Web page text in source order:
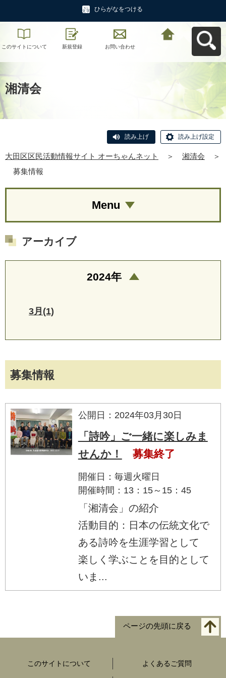
ひらがなをつける
このサイトについて 新規登録 お問い合わせ
湘清会
読み上げ 読み上げ設定
大田区区民活動情報サイト オーちゃんネット ＞ 湘清会
＞
募集情報
募集情報
公開日：2024年03月30日
「詩吟」ご一緒に楽しみま
せんか！
募集終了
開催日：毎週火曜日
開催時間：13：15～15：45
「湘清会」の紹介
活動目的：日本の伝統文化で
ある詩吟を生涯学習として
楽しく学ぶことを目的として
いま...
Menu
アーカイブ
2024年
3月(1)
ページの先頭に戻る
このサイトについて よくあるご質問